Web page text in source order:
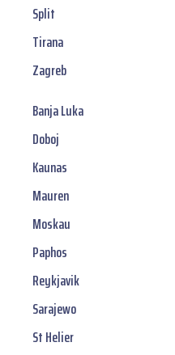
Split
Tirana
Zagreb
Banja Luka
Doboj
Kaunas
Mauren
Moskau
Paphos
Reykjavik
Sarajewo
St Helier